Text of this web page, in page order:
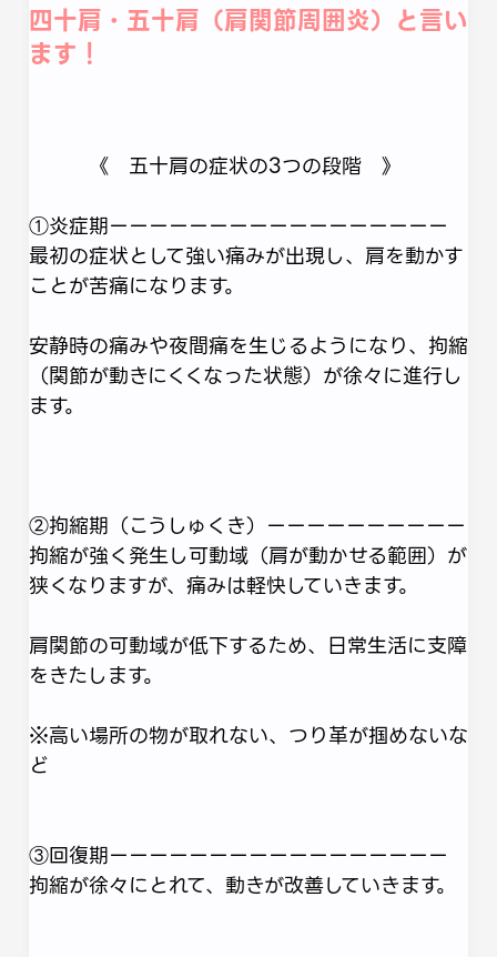
四十肩・五十肩（肩関節周囲炎）と言い
ます！
《 五十肩の症状の3つの段階 》
①炎症期ーーーーーーーーーーーーーーーーー
最初の症状として強い痛みが出現し、肩を動かす
ことが苦痛になります。
安静時の痛みや夜間痛を生じるようになり、拘縮
（関節が動きにくくなった状態）が徐々に進行し
ます。
②拘縮期（こうしゅくき）ーーーーーーーーーー
拘縮が強く発生し可動域（肩が動かせる範囲）が
狭くなりますが、痛みは軽快していきます。
肩関節の可動域が低下するため、日常生活に支障
をきたします。
※高い場所の物が取れない、つり革が掴めないな
ど
③回復期ーーーーーーーーーーーーーーーーー
拘縮が徐々にとれて、動きが改善していきます。